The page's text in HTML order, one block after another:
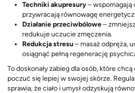
Techniki akupresury– wspomagają
przywracają równowagę
Działanie przeciwbólowe–
redukuje uczucie zmęczenia.
Redukcja stresu– masaż odpręża,
osiągnąć pełną regenerację
To doskonały zabieg dla osób, które
poczuć się lepiej w swojej skórze.
sprawia, że ciało i umysł odzyskują